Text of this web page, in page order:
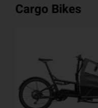
City E-Bikes